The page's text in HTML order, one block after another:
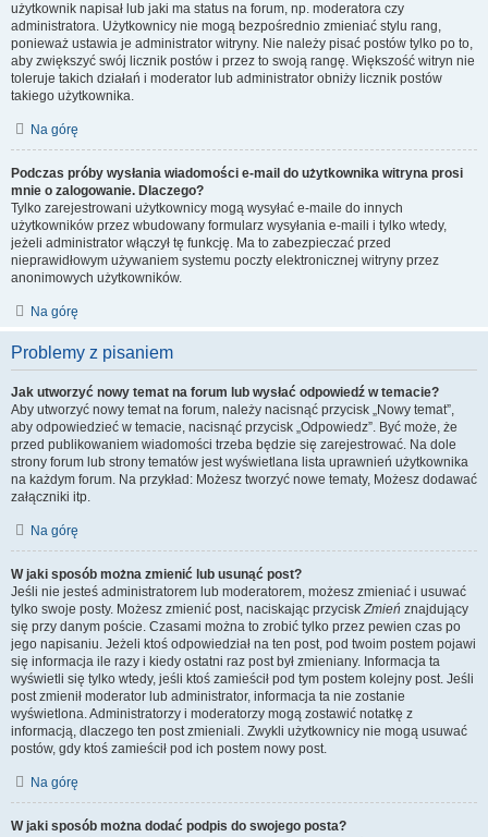
użytkownik napisał lub jaki ma status na forum, np. moderatora czy
administratora. Użytkownicy nie mogą bezpośrednio zmieniać stylu rang,
ponieważ ustawia je administrator witryny. Nie należy pisać postów tylko po to,
aby zwiększyć swój licznik postów i przez to swoją rangę. Większość witryn nie
toleruje takich działań i moderator lub administrator obniży licznik postów
takiego użytkownika.
Na górę
Podczas próby wysłania wiadomości e-mail do użytkownika witryna prosi
mnie o zalogowanie. Dlaczego?
Tylko zarejestrowani użytkownicy mogą wysyłać e-maile do innych
użytkowników przez wbudowany formularz wysyłania e-maili i tylko wtedy,
jeżeli administrator włączył tę funkcję. Ma to zabezpieczać przed
nieprawidłowym używaniem systemu poczty elektronicznej witryny przez
anonimowych użytkowników.
Na górę
Problemy z pisaniem
Jak utworzyć nowy temat na forum lub wysłać odpowiedź w temacie?
Aby utworzyć nowy temat na forum, należy nacisnąć przycisk „Nowy temat”,
aby odpowiedzieć w temacie, nacisnąć przycisk „Odpowiedz”. Być może, że
przed publikowaniem wiadomości trzeba będzie się zarejestrować. Na dole
strony forum lub strony tematów jest wyświetlana lista uprawnień użytkownika
na każdym forum. Na przykład: Możesz tworzyć nowe tematy, Możesz dodawać
załączniki itp.
Na górę
W jaki sposób można zmienić lub usunąć post?
Jeśli nie jesteś administratorem lub moderatorem, możesz zmieniać i usuwać
tylko swoje posty. Możesz zmienić post, naciskając przyciskZmień znajdujący
się przy danym poście. Czasami można to zrobić tylko przez pewien czas po
jego napisaniu. Jeżeli ktoś odpowiedział na ten post, pod twoim postem pojawi
się informacja ile razy i kiedy ostatni raz post był zmieniany. Informacja ta
wyświetli się tylko wtedy, jeśli ktoś zamieścił pod tym postem kolejny post. Jeśli
post zmienił moderator lub administrator, informacja ta nie zostanie
wyświetlona. Administratorzy i moderatorzy mogą zostawić notatkę z
informacją, dlaczego ten post zmieniali. Zwykli użytkownicy nie mogą usuwać
postów, gdy ktoś zamieścił pod ich postem nowy post.
Na górę
W jaki sposób można dodać podpis do swojego posta?